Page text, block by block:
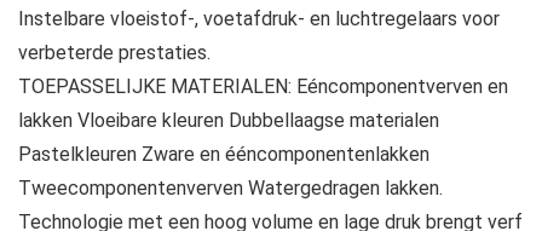
Instelbare vloeistof-, voetafdruk- en luchtregelaars voor
verbeterde prestaties.
TOEPASSELIJKE MATERIALEN: Eéncomponentverven en
lakken Vloeibare kleuren Dubbellaagse materialen
Pastelkleuren Zware en ééncomponentenlakken
Tweecomponentenverven Watergedragen lakken.
Technologie met een hoog volume en lage druk brengt verf